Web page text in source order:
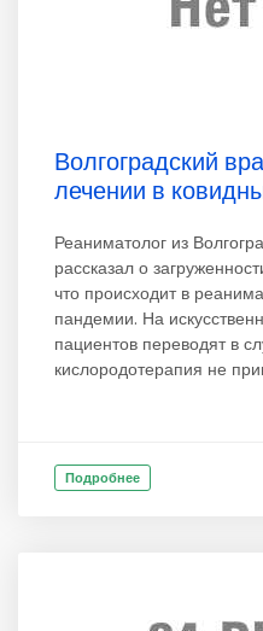
Волгоградский
лечении в
Реаниматолог из
рассказал о
что происходит в
пандемии. На
пациентов переводят в
кислородотерапия не
Подробнее